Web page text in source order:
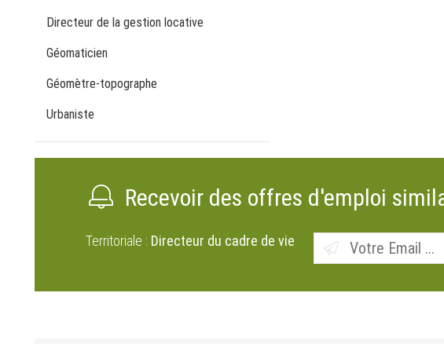
Directeur de la gestion locative
Géomaticien
Géomètre-topographe
Urbaniste
Recevoir des offres d'emploi
Territoriale : Directeur du cadre de vie